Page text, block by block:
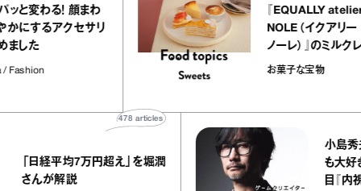
印象がパッと変わる！ 顔まわ
りを華やかにするアクセサリ
ーを集めました
Antenna / Fashion
『
NOLE（
ノーレ）
ラメル
お菓子な
平均7万円超え」を堀潤
解説
小島秀夫の
も大好き
目『内視鏡決死圏